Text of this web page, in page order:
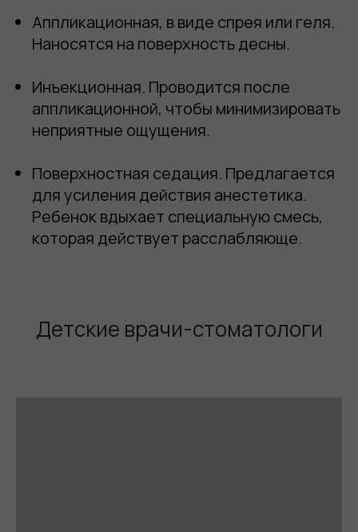
Аппликационная, в виде спрея или геля.
Наносятся на поверхность десны.
Инъекционная. Проводится после
аппликационной, чтобы минимизировать
неприятные ощущения.
Поверхностная седация. Предлагается
для усиления действия анестетика.
Ребенок вдыхает специальную смесь,
которая действует расслабляюще.
Детские врачи-стоматологи